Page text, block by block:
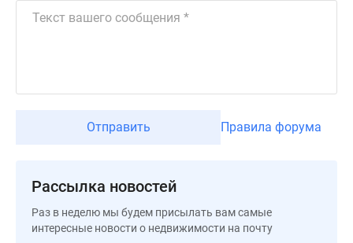
новостроек
Субсидированная
застройщиком
Отправить Правила форума
Рассылка новостей
Раз в неделю мы будем присылать вам самые
интересные новости о недвижимости на почту